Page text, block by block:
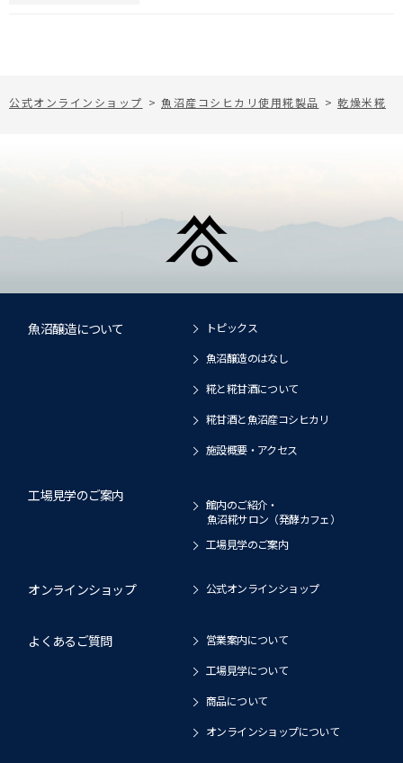
公式オンラインショップ > 魚沼産コシヒカリ使用糀製品 > 乾燥米糀
魚沼醸造について
トピックス
魚沼醸造のはなし
糀と糀甘酒について
糀甘酒と魚沼産コシヒカリ
施設概要・アクセス
工場見学のご案内
館内のご紹介・
魚沼糀サロン（発酵カフェ）
工場見学のご案内
オンラインショップ 公式オンラインショップ
よくあるご質問
営業案内について
工場見学について
商品について
オンラインショップについて